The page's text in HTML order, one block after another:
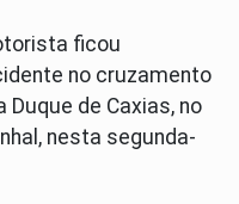
ficou
no cruzamento
Duque de Caxias, no
nesta segunda-